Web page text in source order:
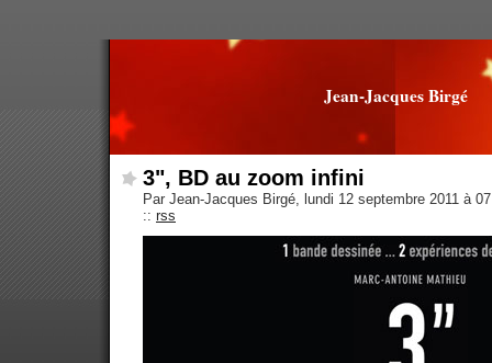
Jean-Jacques Birgé
3", BD au zoom infini
Par Jean-Jacques Birgé, lundi 12 septembre 2011 à
:: rss